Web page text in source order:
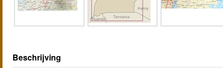
Beschrijving